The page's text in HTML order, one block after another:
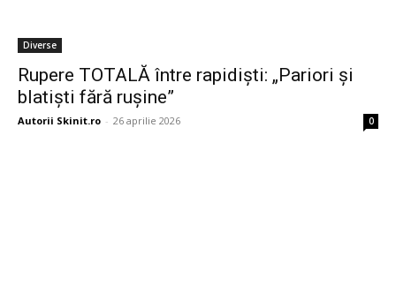
Diverse
Rupere TOTALĂ între rapidiști: „Pariori și
blatiști fără rușine”
Autorii Skinit.ro - 26 aprilie 2026 0